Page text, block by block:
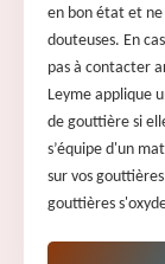
en bon état et ne
douteuses. En
pas à contacter
Leyme applique
de gouttière si
s’équipe d'un
sur vos
gouttières